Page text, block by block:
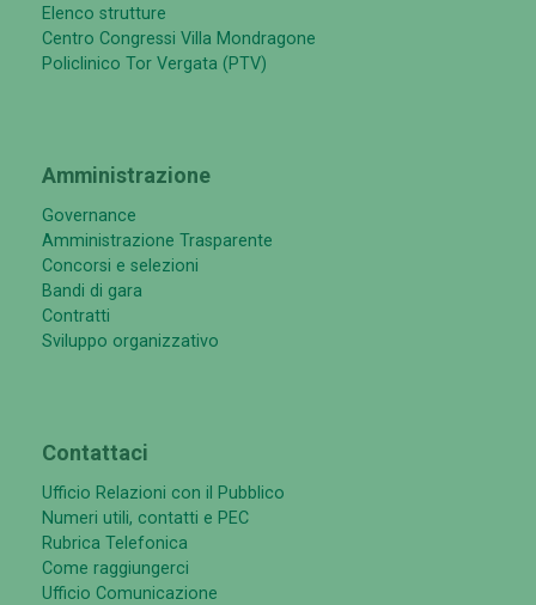
Elenco strutture
Centro Congressi Villa Mondragone
Policlinico Tor Vergata (PTV)
Amministrazione
Governance
Amministrazione Trasparente
Concorsi e selezioni
Bandi di gara
Contratti
Sviluppo organizzativo
Contattaci
Ufficio Relazioni con il Pubblico
Numeri utili, contatti e PEC
Rubrica Telefonica
Come raggiungerci
Ufficio Comunicazione